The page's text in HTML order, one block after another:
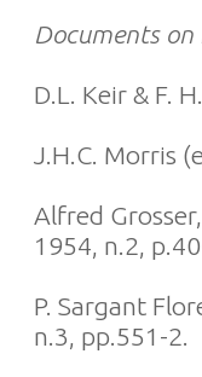
Documents
D.L. Keir & F.
J.H.C. Morris
Alfred Grosser,
1954, n.2,
P. Sargant
n.3, pp.551-2.